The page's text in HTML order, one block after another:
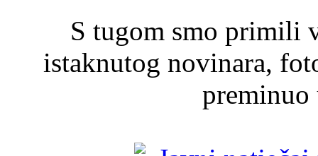
S tugom smo primili
istaknutog novinara,